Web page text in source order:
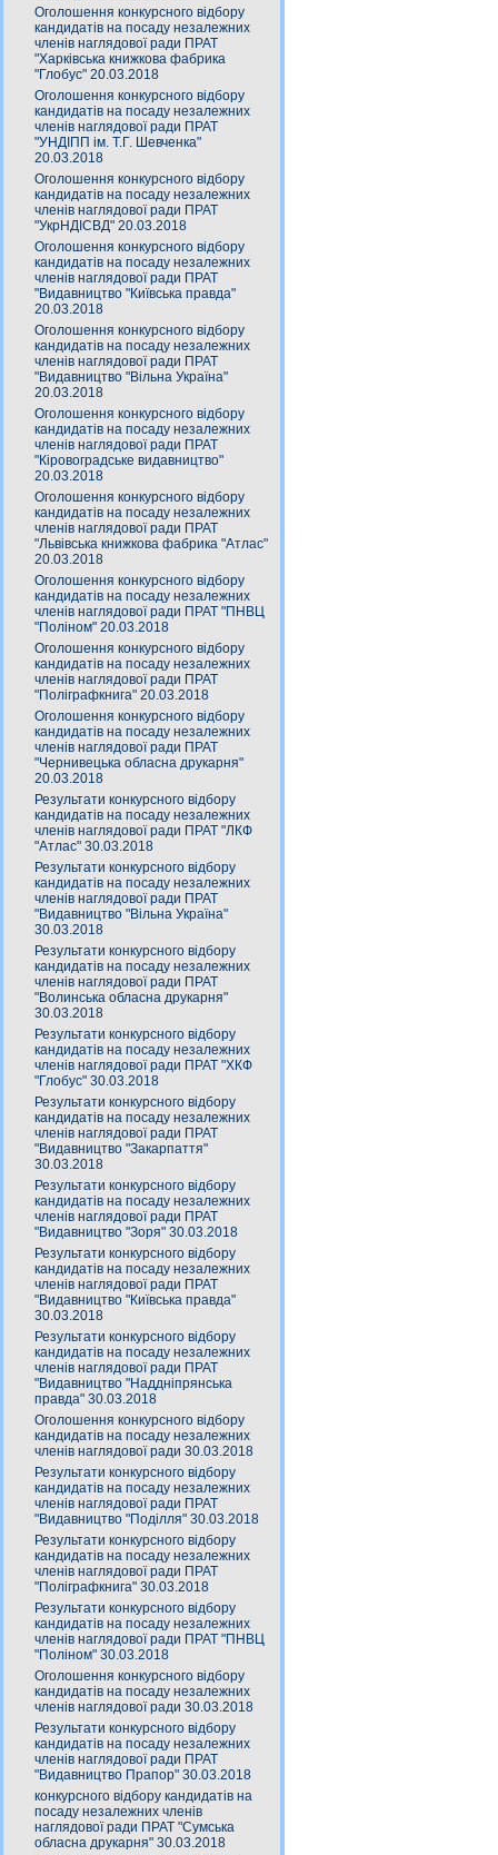
Оголошення конкурсного відбору
кандидатів на посаду незалежних
членів наглядової ради ПРАТ
"Харківська книжкова фабрика
"Глобус" 20.03.2018
Оголошення конкурсного відбору
кандидатів на посаду незалежних
членів наглядової ради ПРАТ
"УНДІПП ім. Т.Г. Шевченка"
20.03.2018
Оголошення конкурсного відбору
кандидатів на посаду незалежних
членів наглядової ради ПРАТ
"УкрНДІСВД" 20.03.2018
Оголошення конкурсного відбору
кандидатів на посаду незалежних
членів наглядової ради ПРАТ
"Видавництво "Київська правда"
20.03.2018
Оголошення конкурсного відбору
кандидатів на посаду незалежних
членів наглядової ради ПРАТ
"Видавництво "Вільна Україна"
20.03.2018
Оголошення конкурсного відбору
кандидатів на посаду незалежних
членів наглядової ради ПРАТ
"Кіровоградське видавництво"
20.03.2018
Оголошення конкурсного відбору
кандидатів на посаду незалежних
членів наглядової ради ПРАТ
"Львівська книжкова фабрика "Атлас"
20.03.2018
Оголошення конкурсного відбору
кандидатів на посаду незалежних
членів наглядової ради ПРАТ "ПНВЦ
"Поліном" 20.03.2018
Оголошення конкурсного відбору
кандидатів на посаду незалежних
членів наглядової ради ПРАТ
"Поліграфкнига" 20.03.2018
Оголошення конкурсного відбору
кандидатів на посаду незалежних
членів наглядової ради ПРАТ
"Чернивецька обласна друкарня"
20.03.2018
Результати конкурсного відбору
кандидатів на посаду незалежних
членів наглядової ради ПРАТ "ЛКФ
"Атлас" 30.03.2018
Результати конкурсного відбору
кандидатів на посаду незалежних
членів наглядової ради ПРАТ
"Видавництво "Вільна Україна"
30.03.2018
Результати конкурсного відбору
кандидатів на посаду незалежних
членів наглядової ради ПРАТ
"Волинська обласна друкарня"
30.03.2018
Результати конкурсного відбору
кандидатів на посаду незалежних
членів наглядової ради ПРАТ "ХКФ
"Глобус" 30.03.2018
Результати конкурсного відбору
кандидатів на посаду незалежних
членів наглядової ради ПРАТ
"Видавництво "Закарпаття"
30.03.2018
Результати конкурсного відбору
кандидатів на посаду незалежних
членів наглядової ради ПРАТ
"Видавництво "Зоря" 30.03.2018
Результати конкурсного відбору
кандидатів на посаду незалежних
членів наглядової ради ПРАТ
"Видавництво "Київська правда"
30.03.2018
Результати конкурсного відбору
кандидатів на посаду незалежних
членів наглядової ради ПРАТ
"Видавництво "Наддніпрянська
правда" 30.03.2018
Оголошення конкурсного відбору
кандидатів на посаду незалежних
членів наглядової ради 30.03.2018
Результати конкурсного відбору
кандидатів на посаду незалежних
членів наглядової ради ПРАТ
"Видавництво "Поділля" 30.03.2018
Результати конкурсного відбору
кандидатів на посаду незалежних
членів наглядової ради ПРАТ
"Поліграфкнига" 30.03.2018
Результати конкурсного відбору
кандидатів на посаду незалежних
членів наглядової ради ПРАТ "ПНВЦ
"Поліном" 30.03.2018
Оголошення конкурсного відбору
кандидатів на посаду незалежних
членів наглядової ради 30.03.2018
Результати конкурсного відбору
кандидатів на посаду незалежних
членів наглядової ради ПРАТ
"Видавництво Прапор" 30.03.2018
конкурсного відбору кандидатів на
посаду незалежних членів
наглядової ради ПРАТ "Сумська
обласна друкарня" 30.03.2018